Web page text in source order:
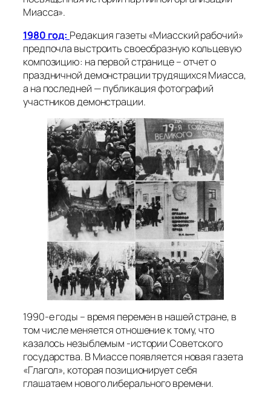
Миасса».
1980 год: Редакция газеты «Миасский рабочий»
предпочла выстроить своеобразную кольцевую
композицию: на первой странице – отчет о
праздничной демонстрации трудящихся Миасса,
а на последней — публикация фотографий
участников демонстрации.
1990-е годы – время перемен в нашей стране, в
том числе меняется отношение к тому, что
казалось незыблемым -истории Советского
государства. В Миассе появляется новая газета
«Глагол», которая позиционирует себя
глашатаем нового либерального времени.